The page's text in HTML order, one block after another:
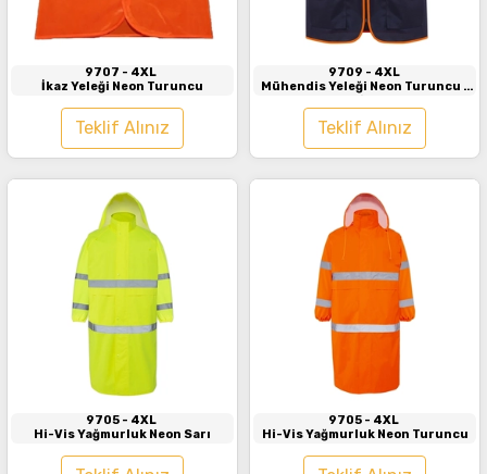
9707 - 4XL
İkaz Yeleği Neon Turuncu
Teklif Alınız
9709 - 4XL
Mühendis Yeleği Neon Turuncu -
Teklif Alınız
İncele
9705 - 4XL
Hi-Vis Yağmurluk Neon Sarı
İncele
9705 - 4XL
Hi-Vis Yağmurluk Neon Turuncu